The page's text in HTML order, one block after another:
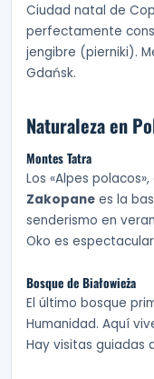
Ciudad natal de
perfectamente
jengibre (pierniki).
Gdańsk.
Naturaleza en
Montes Tatra
Los «Alpes
Zakopane es la
senderismo en
Oko es
Bosque de Białowieża
El último bosque
Humanidad. Aquí
Hay visitas guiadas